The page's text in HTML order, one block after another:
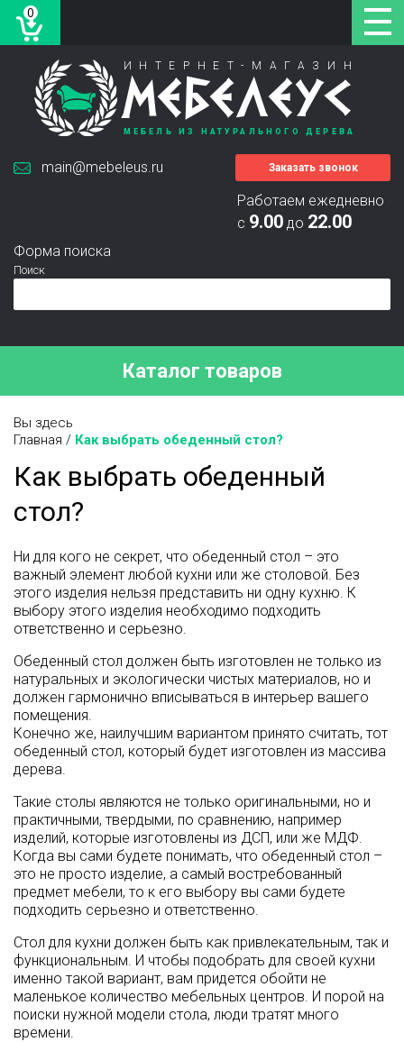
0
ИНТЕРНЕТ-МАГАЗИН
МЕБЕЛЕУС
МЕБЕЛЬ ИЗ НАТУРАЛЬНОГО ДЕРЕВА
Работаем ежедневно
с 9.00 до 22.00
Форма поиска
Поиск
main@mebeleus.ru Заказать звонок
Каталог товаров
Вы здесь
Главная / Как выбрать обеденный стол?
Как выбрать обеденный
стол?
Ни для кого не секрет, что обеденный стол – это
важный элемент любой кухни или же столовой. Без
этого изделия нельзя представить ни одну кухню. К
выбору этого изделия необходимо подходить
ответственно и серьезно.
Обеденный стол должен быть изготовлен не только из
натуральных и экологически чистых материалов, но и
должен гармонично вписываться в интерьер вашего
помещения.
Конечно же, наилучшим вариантом принято считать, тот
обеденный стол, который будет изготовлен из массива
дерева.
Такие столы являются не только оригинальными, но и
практичными, твердыми, по сравнению, например
изделий, которые изготовлены из ДСП, или же МДФ.
Когда вы сами будете понимать, что обеденный стол –
это не просто изделие, а самый востребованный
предмет мебели, то к его выбору вы сами будете
подходить серьезно и ответственно.
Стол для кухни должен быть как привлекательным, так и
функциональным. И чтобы подобрать для своей кухни
именно такой вариант, вам придется обойти не
маленькое количество мебельных центров. И порой на
поиски нужной модели стола, люди тратят много
времени.